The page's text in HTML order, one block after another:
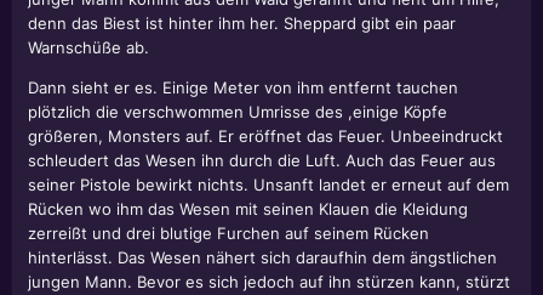
denn das Biest ist hinter ihm her. Sheppard gibt ein paar
Warnschüße ab.
Dann sieht er es. Einige Meter von ihm entfernt tauchen
plötzlich die verschwommen Umrisse des ,einige Köpfe
größeren, Monsters auf. Er eröffnet das Feuer. Unbeeindruckt
schleudert das Wesen ihn durch die Luft. Auch das Feuer aus
seiner Pistole bewirkt nichts. Unsanft landet er erneut auf dem
Rücken wo ihm das Wesen mit seinen Klauen die Kleidung
zerreißt und drei blutige Furchen auf seinem Rücken
hinterlässt. Das Wesen nähert sich daraufhin dem ängstlichen
jungen Mann. Bevor es sich jedoch auf ihn stürzen kann, stürzt